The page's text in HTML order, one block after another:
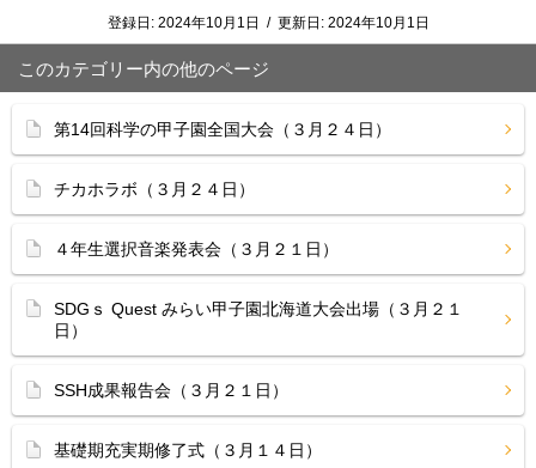
登録日: 2024年10月1日 / 更新日: 2024年10月1日
このカテゴリー内の他のページ
第14回科学の甲子園全国大会（３月２４日）
チカホラボ（３月２４日）
４年生選択音楽発表会（３月２１日）
SDGｓ Quest みらい甲子園北海道大会出場（３月２１
日）
SSH成果報告会（３月２１日）
基礎期充実期修了式（３月１４日）